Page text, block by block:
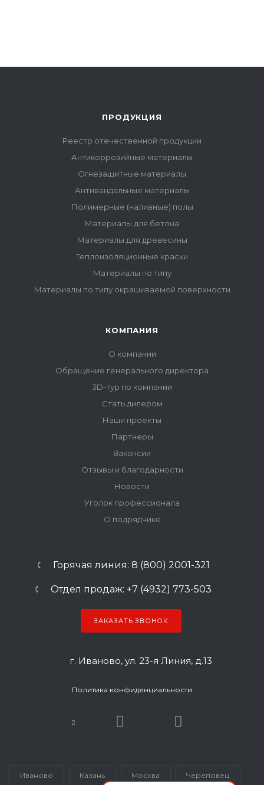
ПРОДУКЦИЯ
Реестр отечественной продукции
Антикоррозийные материалы
Огнезащитные материалы
Антивандальные материалы
Полимерные (наливные) полы
Материалы для бетона
Материалы для древесины
Теплоизоляционные краски
Материалы по типу
Материалы по типу окрашиваемой поверхности
КОМПАНИЯ
О компании
Обращение генерального директора
3D-тур по компании
Стать дилером
Наши проекты
Партнеры
Вакансии
Отзывы и благодарности
Новости
Уголок профессионала
О подрядчике
Горячая линия: 8 (800) 2001-321
Отдел продаж: +7 (4932) 773-503
ЗАКАЗАТЬ ЗВОНОК
г. Иваново, ул. 23-я Линия, д.13
Политика конфиденциальности
Иваново Казань Москва Череповец